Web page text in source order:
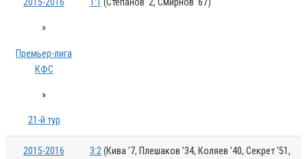
»
Премьер-лига
КФС
»
21-й тур
2015-2016 3:2(Кива '7, Плешаков '34, Коляев '40, Секрет '51,